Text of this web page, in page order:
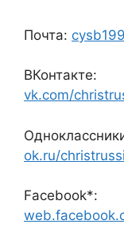
Почта:
ВКонтакте:
vk.com/
ok.ru/
Facebook*: